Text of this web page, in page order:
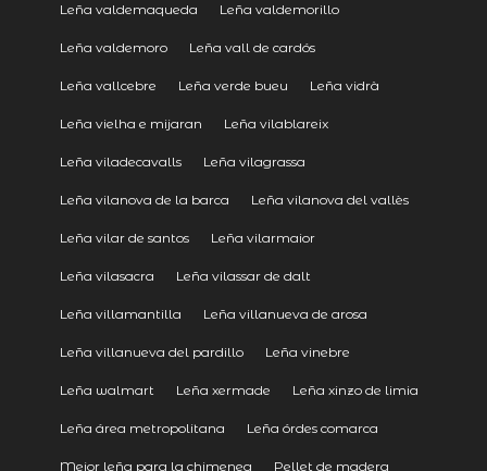
Leña valdemaqueda Leña valdemorillo
Leña valdemoro Leña vall de cardós
Leña vallcebre Leña verde bueu Leña vidrà
Leña vielha e mijaran Leña vilablareix
Leña viladecavalls Leña vilagrassa
Leña vilanova de la barca Leña vilanova del vallès
Leña vilar de santos Leña vilarmaior
Leña vilasacra Leña vilassar de dalt
Leña villamantilla Leña villanueva de arosa
Leña villanueva del pardillo Leña vinebre
Leña walmart Leña xermade Leña xinzo de limia
Leña área metropolitana Leña órdes comarca
Mejor leña para la chimenea Pellet de madera